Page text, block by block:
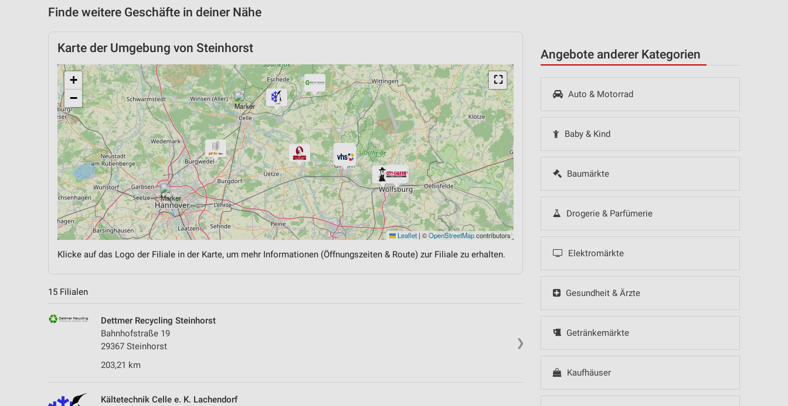
Angebote anderer Kategorien
Auto & Motorrad
Baby & Kind
Baumärkte
Drogerie & Parfümerie
Elektromärkte
Gesundheit & Ärzte
Getränkemärkte
Kaufhäuser
Finde weitere Geschäfte in deiner Nähe
Karte der Umgebung von Steinhorst
⛶
+
−
Leaflet|©OpenStreetMapcontributors
Klicke auf das Logo der Filiale in der Karte, um mehr Informationen (Öffnungszeiten & Route) zur Filiale zu erhalten.
15 Filialen
❯
Dettmer Recycling Steinhorst
Bahnhofstraße 19
29367 Steinhorst
203,21 km
Kältetechnik Celle e. K. Lachendorf